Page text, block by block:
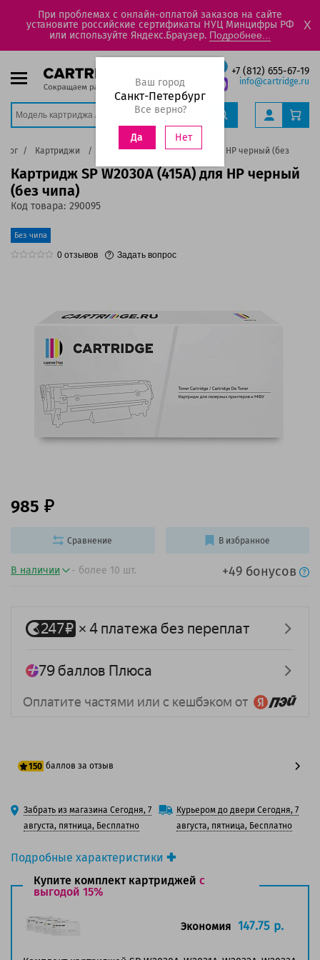
При проблемах с онлайн-оплатой заказов на сайте
установите российские сертификаты НУЦ Минцифры РФ
или используйте Яндекс.Браузер. Подробнее...
X
+7 (812) 655-67-19
info@cartridge.ru
Ваш город
Санкт-Петербург
Все верно?
Да Нет
Картриджи Картридж SP W2030A (415A) для HP черный (без чипа)
Картридж SP W2030A (415A) для HP черный
(без чипа)
Код товара: 290095
Без чипа
0 отзывов Задать вопрос
Подробные характеристики
Производитель принтера:HP
Производитель:Solution Print
Оригинальность:
В наличии - более 10 шт. +49 бонусов
985
150 баллов за отзыв
125 баллов
150 баллов
Забрать из магазина Сегодня, 7
августа, пятница, Бесплатно
Курьером до двери Сегодня, 7
августа, пятница, Бесплатно
Сравнение В избранное
Купите комплект картриджей с
выгодой 15%
Экономия 147.75 р.